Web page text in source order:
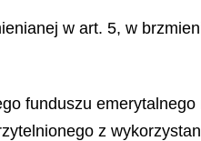
w art. 5, w
funduszu emerytalnego
z